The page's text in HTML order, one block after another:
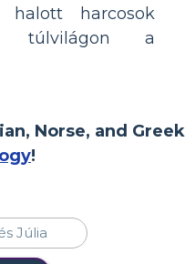
harcosok
túlvilágon a
Norse, and Greek
!